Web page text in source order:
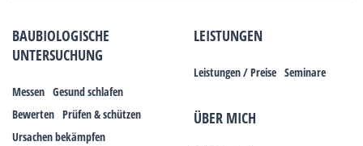
BAUBIOLOGISCHE
UNTERSUCHUNG
Messen Gesund schlafen
Bewerten Prüfen & schützen
Ursachen bekämpfen
LEISTUNGEN
Leistungen / Preise Seminare
ÜBER MICH